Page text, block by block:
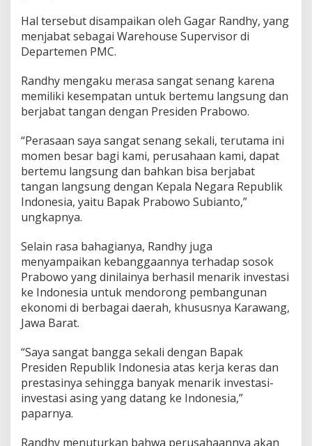
k
e
I
d
o
n
e
i
a
Hal tersebut disampaikan oleh Gagar Randhy, yang
menjabat sebagai Warehouse Supervisor di
Departemen PMC.
Randhy mengaku merasa sangat senang karena
memiliki kesempatan untuk bertemu langsung dan
berjabat tangan dengan Presiden Prabowo.
“Perasaan saya sangat senang sekali, terutama ini
momen besar bagi kami, perusahaan kami, dapat
bertemu langsung dan bahkan bisa berjabat
tangan langsung dengan Kepala Negara Republik
Indonesia, yaitu Bapak Prabowo Subianto,”
ungkapnya.
Selain rasa bahagianya, Randhy juga
menyampaikan kebanggaannya terhadap sosok
Prabowo yang dinilainya berhasil menarik investasi
ke Indonesia untuk mendorong pembangunan
ekonomi di berbagai daerah, khususnya Karawang,
Jawa Barat.
“Saya sangat bangga sekali dengan Bapak
Presiden Republik Indonesia atas kerja keras dan
prestasinya sehingga banyak menarik investasi-
investasi asing yang datang ke Indonesia,”
paparnya.
Randhy menuturkan bahwa perusahaannya akan